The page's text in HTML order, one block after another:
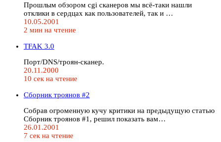
Прошлым обзором cgi сканеров мы всё-таки нашли
отклики в сердцах как пользователей, так и …
10.05.2001
2 мин на чтение
TFAK 3.0
Порт/DNS/троян-сканер.
20.11.2000
10 сек на чтение
Сборник троянов #2
Собрав огроменную кучу критики на предыдущую статью
Сборник троянов #1, решил показать вам…
26.01.2001
7 сек на чтение